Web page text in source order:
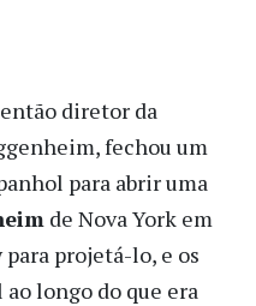
diretor da
fechou um
para abrir uma
de Nova York em
projetá-lo, e os
longo do que era